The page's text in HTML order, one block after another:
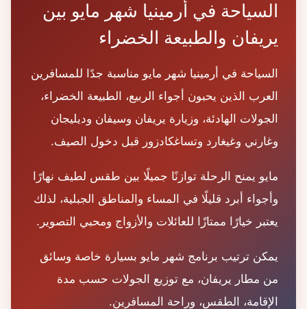
السياحة في أرمينيا شهر مايو بين
يريفان والطبيعة الخضراء
السياحة في أرمينيا شهر مايو مناسبة جدًا للمسافرين
العرب الذين يحبون أجواء الربيع، الطبيعة الخضراء،
الجولات الهادئة، وزيارة يريفان وسيفان وديليجان
وغارني وغيغارد وتساغكادزور قبل دخول الصيف.
مايو يمنح الرحلة توازنًا جميلًا بين طقس لطيف نهارًا
وأجواء أبرد قليلًا في المساء والمناطق الجبلية، لذلك
يعتبر خيارًا ممتازًا للعائلات والأزواج ومحبي التصوير.
يمكن ترتيب برنامج شهر مايو بسيارة خاصة وسائق
من مطار يريفان، مع توزيع الجولات حسب مدة
الإقامة، الطقس، وراحة المسافرين.